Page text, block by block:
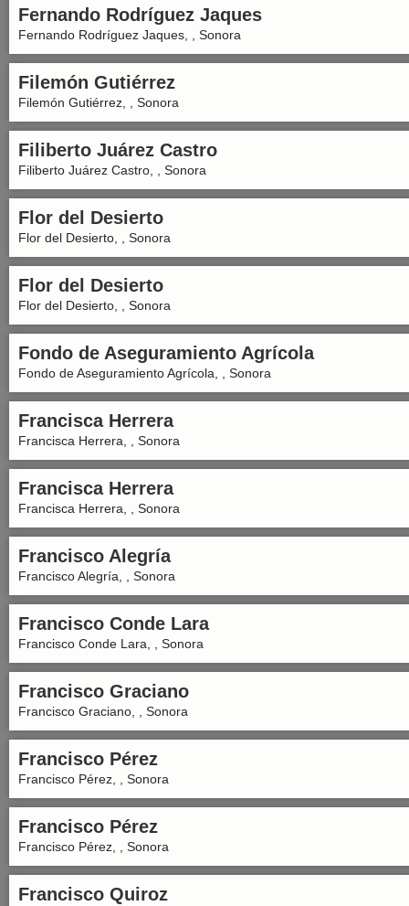
Fernando Rodríguez Jaques
Fernando Rodríguez Jaques, , Sonora
Filemón Gutiérrez
Filemón Gutiérrez, , Sonora
Filiberto Juárez Castro
Filiberto Juárez Castro, , Sonora
Flor del Desierto
Flor del Desierto, , Sonora
Flor del Desierto
Flor del Desierto, , Sonora
Fondo de Aseguramiento Agrícola
Fondo de Aseguramiento Agrícola, , Sonora
Francisca Herrera
Francisca Herrera, , Sonora
Francisca Herrera
Francisca Herrera, , Sonora
Francisco Alegría
Francisco Alegría, , Sonora
Francisco Conde Lara
Francisco Conde Lara, , Sonora
Francisco Graciano
Francisco Graciano, , Sonora
Francisco Pérez
Francisco Pérez, , Sonora
Francisco Pérez
Francisco Pérez, , Sonora
Francisco Quiroz